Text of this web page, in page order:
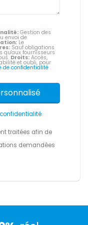
Gestion des
envoi de
Le
Sauf obligations
qu'aux fournisseurs
Droits: Accès,
et oubli, pour
de confidentialité.
traitées afin de
demandées